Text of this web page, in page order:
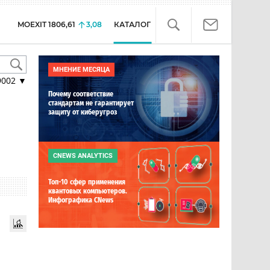
MOEXIT 1806,61 3,08 КАТАЛОГ
▼
МНЕНИЕ МЕСЯЦА
Почему соответствие
стандартам не гарантирует
защиту от киберугроз
CNEWS ANALYTICS
Топ-10 сфер применения
квантовых компьютеров.
Инфографика CNews